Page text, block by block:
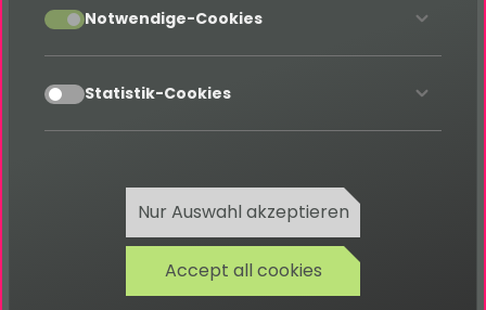
ein Muss!
Alle Dokus findest du hier
Documentations
accept Notwendige-Cookies
accept Statistik-Cookies
Nur Auswahl akzeptieren
Accept all cookies